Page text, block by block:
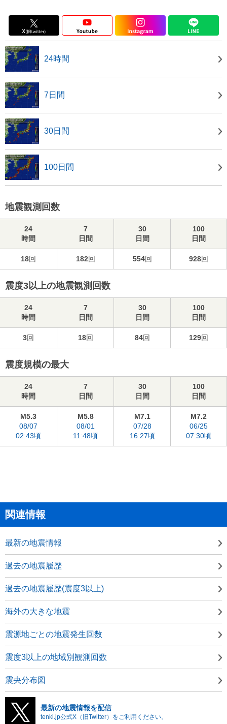
24時間
7日間
30日間
100日間
地震観測回数
24
時間
7
日間
30
日間
100
日間
18回 182回 554回 928回
震度3以上の地震観測回数
24
時間
7
日間
30
日間
100
日間
3回 18回 84回 129回
震度規模の最大
24
時間
7
日間
30
日間
100
日間
M5.3
08/07
02:43頃
M5.8
08/01
11:48頃
M7.1
07/28
16:27頃
M7.2
06/25
07:30頃
関連情報
最新の地震情報
過去の地震履歴
過去の地震履歴(震度3以上)
海外の大きな地震
震源地ごとの地震発生回数
震度3以上の地域別観測回数
震央分布図
最新の地震情報を配信
tenki.jp公式X（旧Twitter）をご利用ください。